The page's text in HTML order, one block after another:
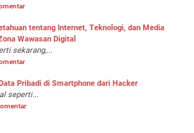
tentang Internet, Teknologi, dan Media
Wawasan Digital
sekarang,...
Pribadi di Smartphone dari Hacker
seperti...